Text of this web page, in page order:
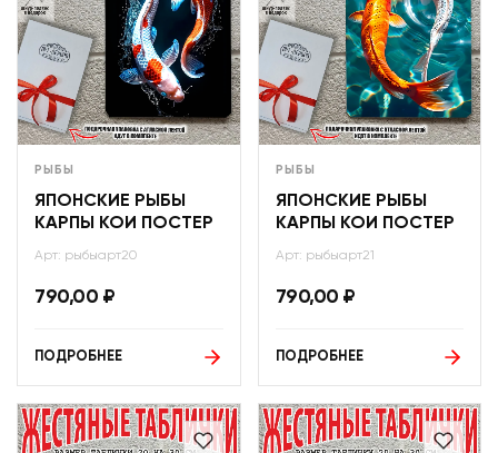
РЫБЫ
ЯПОНСКИЕ РЫБЫ
КАРПЫ КОИ ПОСТЕР
Арт: рыбыарт20
790,00 ₽
ПОДРОБНЕЕ
РЫБЫ
ЯПОНСКИЕ РЫБЫ
КАРПЫ КОИ ПОСТЕР
Арт: рыбыарт21
790,00 ₽
ПОДРОБНЕЕ